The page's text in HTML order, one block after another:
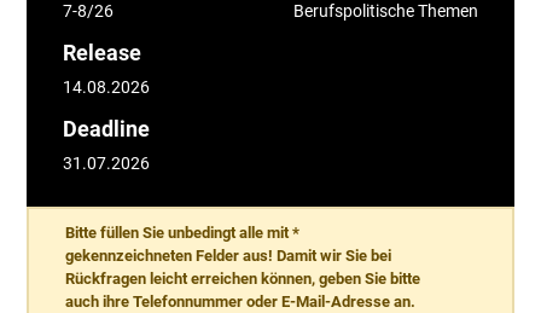
7-8/26
Release
14.08.2026
Deadline
31.07.2026
Berufspolitische Themen
Bitte füllen Sie unbedingt alle mit *
gekennzeichneten Felder aus! Damit wir Sie bei
Rückfragen leicht erreichen können, geben Sie bitte
auch ihre Telefonnummer oder E-Mail-Adresse an.